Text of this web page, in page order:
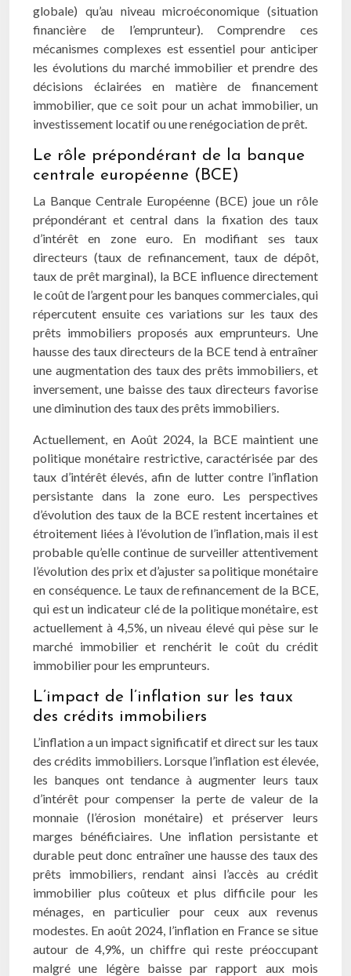
globale) qu’au niveau microéconomique (situation
financière de l’emprunteur). Comprendre ces
mécanismes complexes est essentiel pour anticiper
les évolutions du marché immobilier et prendre des
décisions éclairées en matière de financement
immobilier, que ce soit pour un achat immobilier, un
investissement locatif ou une renégociation de prêt.
Le rôle prépondérant de la banque
centrale européenne (BCE)
La Banque Centrale Européenne (BCE) joue un rôle
prépondérant et central dans la fixation des taux
d’intérêt en zone euro. En modifiant ses taux
directeurs (taux de refinancement, taux de dépôt,
taux de prêt marginal), la BCE influence directement
le coût de l’argent pour les banques commerciales, qui
répercutent ensuite ces variations sur les taux des
prêts immobiliers proposés aux emprunteurs. Une
hausse des taux directeurs de la BCE tend à entraîner
une augmentation des taux des prêts immobiliers, et
inversement, une baisse des taux directeurs favorise
une diminution des taux des prêts immobiliers.
Actuellement, en Août 2024, la BCE maintient une
politique monétaire restrictive, caractérisée par des
taux d’intérêt élevés, afin de lutter contre l’inflation
persistante dans la zone euro. Les perspectives
d’évolution des taux de la BCE restent incertaines et
étroitement liées à l’évolution de l’inflation, mais il est
probable qu’elle continue de surveiller attentivement
l’évolution des prix et d’ajuster sa politique monétaire
en conséquence. Le taux de refinancement de la BCE,
qui est un indicateur clé de la politique monétaire, est
actuellement à 4,5%, un niveau élevé qui pèse sur le
marché immobilier et renchérit le coût du crédit
immobilier pour les emprunteurs.
L’impact de l’inflation sur les taux
des crédits immobiliers
L’inflation a un impact significatif et direct sur les taux
des crédits immobiliers. Lorsque l’inflation est élevée,
les banques ont tendance à augmenter leurs taux
d’intérêt pour compenser la perte de valeur de la
monnaie (l’érosion monétaire) et préserver leurs
marges bénéficiaires. Une inflation persistante et
durable peut donc entraîner une hausse des taux des
prêts immobiliers, rendant ainsi l’accès au crédit
immobilier plus coûteux et plus difficile pour les
ménages, en particulier pour ceux aux revenus
modestes. En août 2024, l’inflation en France se situe
autour de 4,9%, un chiffre qui reste préoccupant
malgré une légère baisse par rapport aux mois